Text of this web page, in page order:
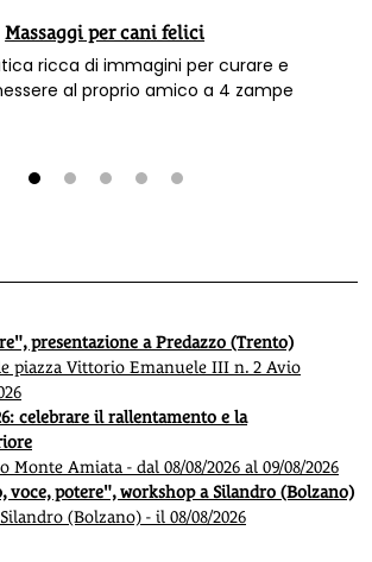
Massaggi per cani felici
ricca di immagini per curare e
offrire benessere al proprio amico a 4 zampe
presentazione a Predazzo (Trento)
piazza Vittorio Emanuele III n. 2 Avio
celebrare il rallentamento e la
Monte Amiata - dal 08/08/2026 al 09/08/2026
voce, potere", workshop a Silandro (Bolzano)
(Bolzano) - il 08/08/2026